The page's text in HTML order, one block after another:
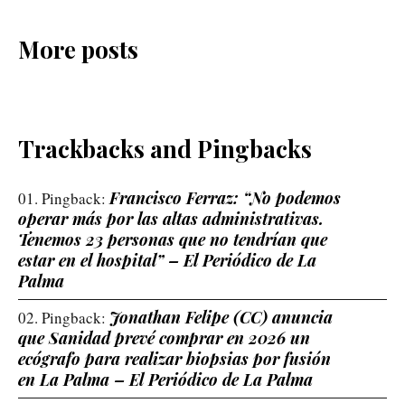
More posts
Trackbacks and Pingbacks
Pingback: Francisco Ferraz: “No podemos
operar más por las altas administrativas.
Tenemos 23 personas que no tendrían que
estar en el hospital” – El Periódico de La
Palma
Pingback: Jonathan Felipe (CC) anuncia
que Sanidad prevé comprar en 2026 un
ecógrafo para realizar biopsias por fusión
en La Palma – El Periódico de La Palma